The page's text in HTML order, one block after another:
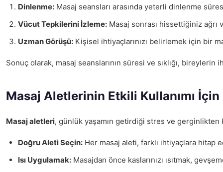
Dinlenme: Masaj seansları arasında yeterli dinlenme
Vücut Tepkilerini İzleme: Masaj sonrası hissettiğiniz
Uzman Görüşü: Kişisel ihtiyaçlarınızı belirlemek için bir
Sonuç olarak, masaj seanslarının süresi ve sıklığı,
Masaj Aletlerinin Etkili Kullanımı İçin
Masaj aletleri, günlük yaşamın getirdiği stres ve
Doğru Aleti Seçin: Her masaj aleti, farklı ihtiyaçlara hitap
Isı Uygulamak: Masajdan önce kaslarınızı ısıtmak,